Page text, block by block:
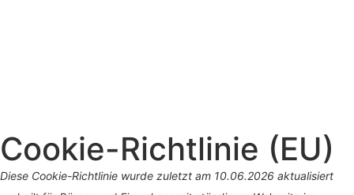
Cookie-Richtlinie (EU)
Diese Cookie-Richtlinie wurde zuletzt am 10.06.2026 aktualisiert